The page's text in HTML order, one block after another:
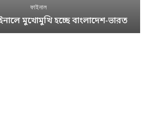
ফাইনাল
মুখোমুখি হচ্ছে বাংলাদেশ-ভারত